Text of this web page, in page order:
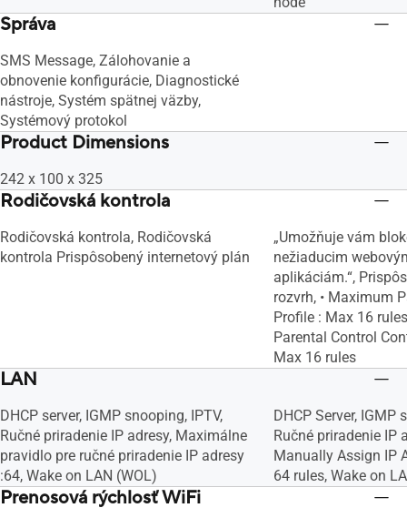
Správa
SMS Message, Zálohovanie a
obnovenie konfigurácie, Diagnostické
nástroje, Systém spätnej väzby,
Systémový protokol
Product Dimensions
242 x 100 x 325
Rodičovská kontrola
Rodičovská kontrola, Rodičovská
kontrola Prispôsobený internetový plán
„Umožňuje vám
nežiaducim
aplikáciám.“,
rozvrh, • Maximum
Profile : Max 16
Parental Control
Max 16 rules
LAN
DHCP server, IGMP snooping, IPTV,
Ručné priradenie IP adresy, Maximálne
pravidlo pre ručné priradenie IP adresy
:64, Wake on LAN (WOL)
DHCP Server, IGMP
Ručné priradenie IP
Manually Assign IP
64 rules, Wake on
Prenosová rýchlosť WiFi